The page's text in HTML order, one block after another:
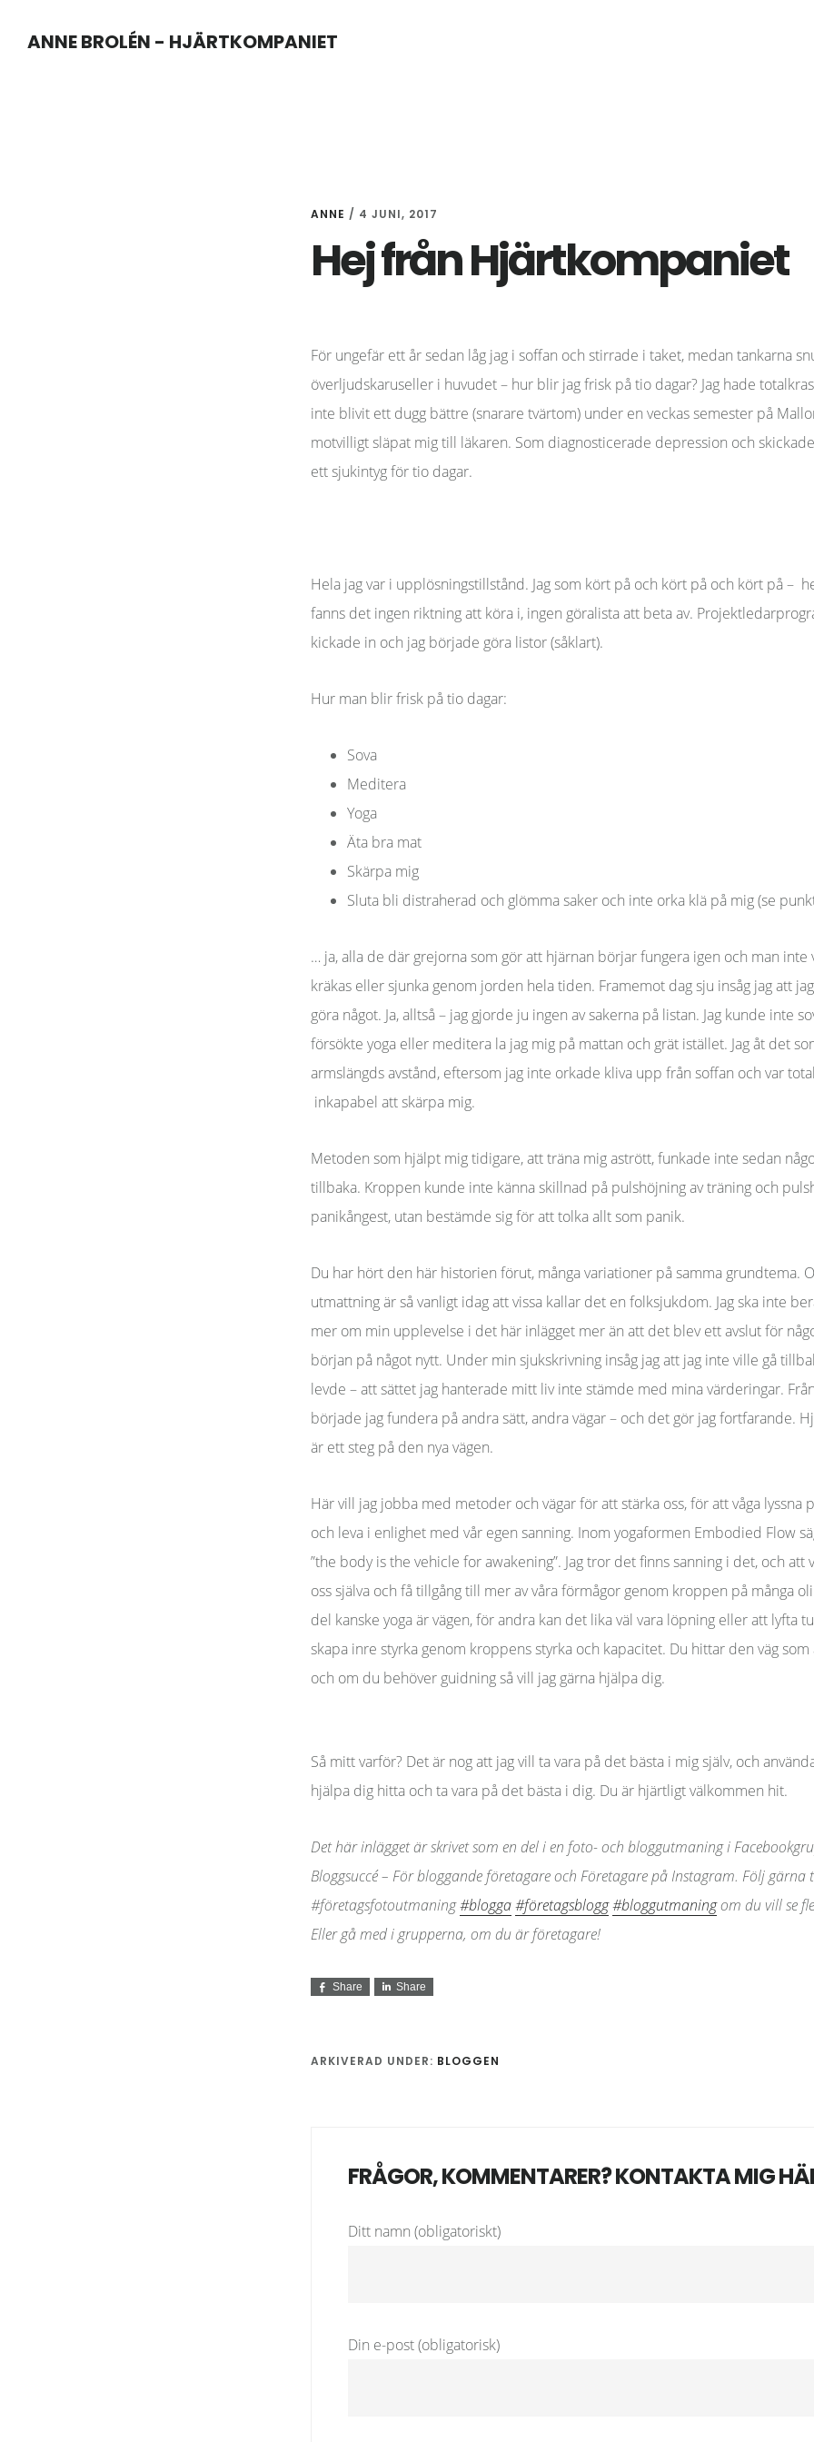
ANNE BROLÉN - HJÄRTKOMPANIET
ANNE / 4 JUNI, 2017
Hej från Hjärtkompaniet
För ungefär ett år sedan låg jag i soffan och stirrade i taket, medan tankarna
överljudskaruseller i huvudet – hur blir jag frisk på tio dagar? Jag hade
inte blivit ett dugg bättre (snarare tvärtom) under en veckas semester på
motvilligt släpat mig till läkaren. Som diagnosticerade depression och
ett sjukintyg för tio dagar.
Hela jag var i upplösningstillstånd. Jag som kört på och kört på och kört på –
fanns det ingen riktning att köra i, ingen göralista att beta av.
kickade in och jag började göra listor (såklart).
Hur man blir frisk på tio dagar:
Sova
Meditera
Yoga
Äta bra mat
Skärpa mig
Sluta bli distraherad och glömma saker och inte orka klä på mig (se
… ja, alla de där grejorna som gör att hjärnan börjar fungera igen och man inte
kräkas eller sjunka genom jorden hela tiden. Framemot dag sju insåg jag att
göra något. Ja, alltså – jag gjorde ju ingen av sakerna på listan. Jag kunde inte
försökte yoga eller meditera la jag mig på mattan och grät istället. Jag åt det
armslängds avstånd, eftersom jag inte orkade kliva upp från soffan och var
inkapabel att skärpa mig.
Metoden som hjälpt mig tidigare, att träna mig astrött, funkade inte sedan
tillbaka. Kroppen kunde inte känna skillnad på pulshöjning av träning och
panikångest, utan bestämde sig för att tolka allt som panik.
Du har hört den här historien förut, många variationer på samma grundtema.
utmattning är så vanligt idag att vissa kallar det en folksjukdom. Jag ska inte
mer om min upplevelse i det här inlägget mer än att det blev ett avslut för
början på något nytt. Under min sjukskrivning insåg jag att jag inte ville gå
levde – att sättet jag hanterade mitt liv inte stämde med mina värderingar.
började jag fundera på andra sätt, andra vägar – och det gör jag fortfarande.
är ett steg på den nya vägen.
Här vill jag jobba med metoder och vägar för att stärka oss, för att våga lyssna
och leva i enlighet med vår egen sanning. Inom yogaformen Embodied Flow
”the body is the vehicle for awakening”. Jag tror det finns sanning i det, och att
oss själva och få tillgång till mer av våra förmågor genom kroppen på många
del kanske yoga är vägen, för andra kan det lika väl vara löpning eller att lyfta
skapa inre styrka genom kroppens styrka och kapacitet. Du hittar den väg
och om du behöver guidning så vill jag gärna hjälpa dig.
Så mitt varför? Det är nog att jag vill ta vara på det bästa i mig själv, och
hjälpa dig hitta och ta vara på det bästa i dig. Du är hjärtligt välkommen hit.
Det här inlägget är skrivet som en del i en foto- och bloggutmaning i
Bloggsuccé – För bloggande företagare och Företagare på Instagram. Följ gärna
#företagsfotoutmaning#blogga#företagsblogg#bloggutmaningom du vill se
Eller gå med i grupperna, om du är företagare!
Share Share
ARKIVERAD UNDER: BLOGGEN
FRÅGOR, KOMMENTARER? KONTAKTA MIG
Ditt namn (obligatoriskt)
Din e-post (obligatorisk)